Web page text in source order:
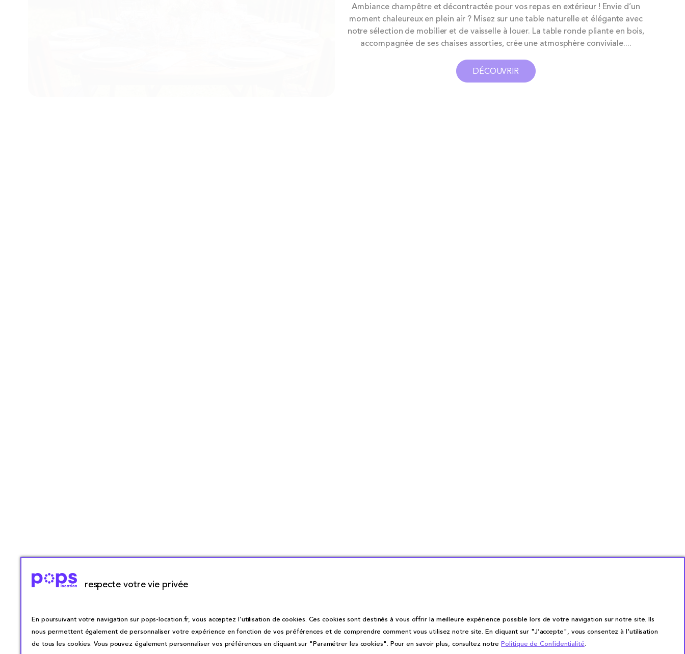
Ambiance champêtre et décontractée pour vos repas en extérieur ! Envie d’un
moment chaleureux en plein air ? Misez sur une table naturelle et élégante avec
notre sélection de mobilier et de vaisselle à louer. La table ronde pliante en bois,
accompagnée de ses chaises assorties, crée une atmosphère conviviale....
DÉCOUVRIR
respecte votre vie privée
En poursuivant votre navigation sur pops-location.fr, vous acceptez l’utilisation de cookies. Ces cookies sont destinés à vous offrir la meilleure expérience possible lors de votre navigation sur notre site. Ils
nous permettent également de personnaliser votre expérience en fonction de vos préférences et de comprendre comment vous utilisez notre site. En cliquant sur "J’accepte", vous consentez à l'utilisation
de tous les cookies. Vous pouvez également personnaliser vos préférences en cliquant sur "Paramétrer les cookies". Pour en savoir plus, consultez notrePolitique de Confidentialité.